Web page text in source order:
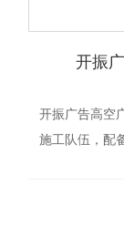
开振
开振广告高空
施工队伍，配